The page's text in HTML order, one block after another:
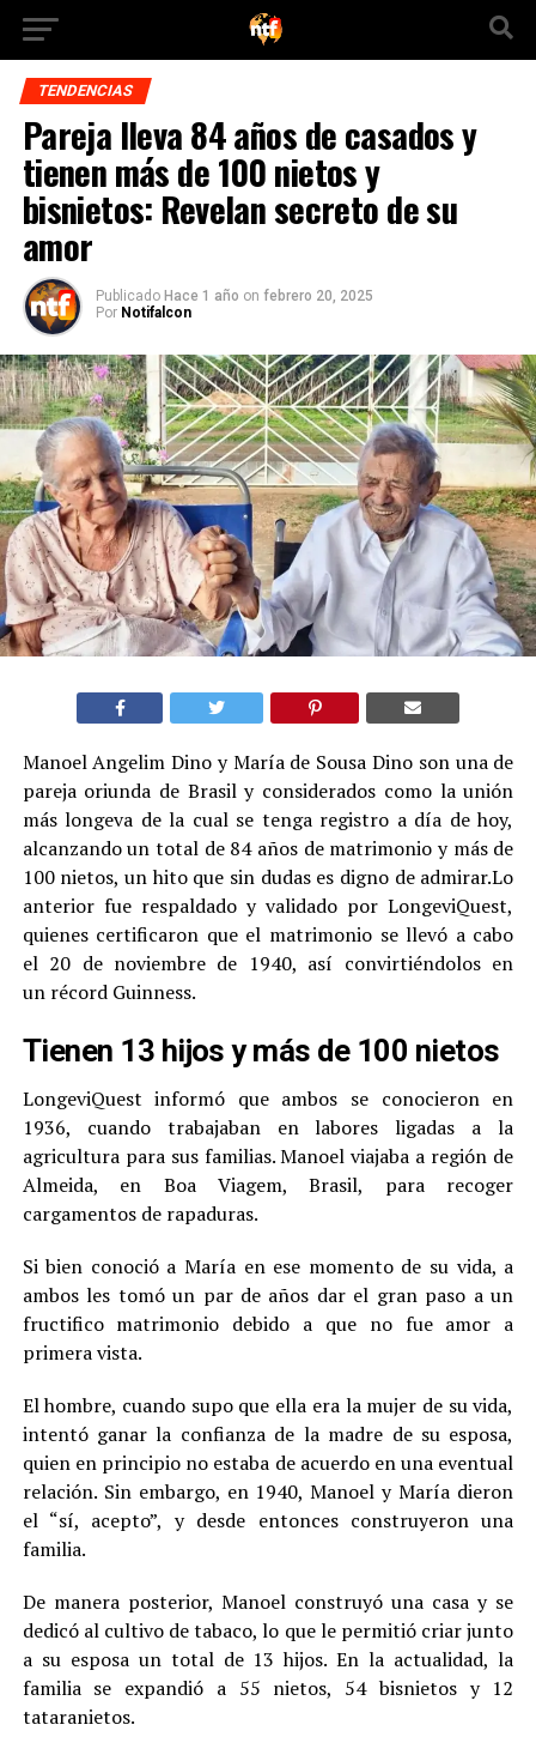
TENDENCIAS
Pareja lleva 84 años de casados y
tienen más de 100 nietos y
bisnietos: Revelan secreto de su
amor
Publicado Hace 1 año on febrero 20, 2025
Por Notifalcon
Manoel Angelim Dino y María de Sousa Dino son una de
pareja oriunda de Brasil y considerados como la unión
más longeva de la cual se tenga registro a día de hoy,
alcanzando un total de 84 años de matrimonio y más de
100 nietos, un hito que sin dudas es digno de admirar.Lo
anterior fue respaldado y validado por LongeviQuest,
quienes certificaron que el matrimonio se llevó a cabo
el 20 de noviembre de 1940, así convirtiéndolos en
un récord Guinness.
Tienen 13 hijos y más de 100 nietos
LongeviQuest informó que ambos se conocieron en
1936, cuando trabajaban en labores ligadas a la
agricultura para sus familias. Manoel viajaba a región de
Almeida, en Boa Viagem, Brasil, para recoger
cargamentos de rapaduras.
Si bien conoció a María en ese momento de su vida, a
ambos les tomó un par de años dar el gran paso a un
fructifico matrimonio debido a que no fue amor a
primera vista.
El hombre, cuando supo que ella era la mujer de su vida,
intentó ganar la confianza de la madre de su esposa,
quien en principio no estaba de acuerdo en una eventual
relación. Sin embargo, en 1940, Manoel y María dieron
el “sí, acepto”, y desde entonces construyeron una
familia.
De manera posterior, Manoel construyó una casa y se
dedicó al cultivo de tabaco, lo que le permitió criar junto
a su esposa un total de 13 hijos. En la actualidad, la
familia se expandió a 55 nietos, 54 bisnietos y 12
tataranietos.